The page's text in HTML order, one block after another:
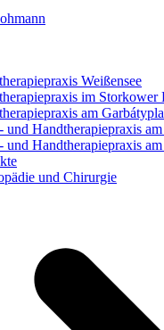
Weißensee
im Storkower
am
und Handtherapiepraxis
und Handtherapiepraxis
und Chirurgie